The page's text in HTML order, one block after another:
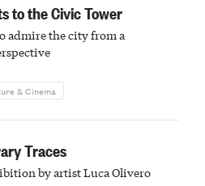
to the Civic Tower
admire the city from a
& Cinema
Traces
by artist Luca Olivero